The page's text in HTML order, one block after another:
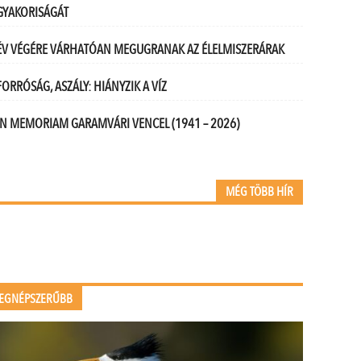
VÉGÉRE VÁRHATÓAN MEGUGRANAK AZ ÉLELMISZERÁRAK
ASZÁLY: HIÁNYZIK A VÍZ
MEMORIAM GARAMVÁRI VENCEL (1941 – 2026)
MÉG TÖBB HÍR